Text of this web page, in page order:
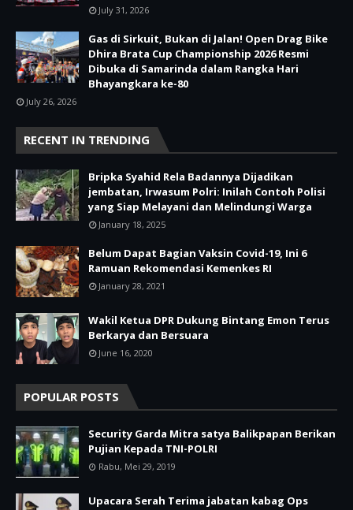
July 31, 2026
Gas di Sirkuit, Bukan di Jalan! Open Drag Bike
Dhira Brata Cup Championship 2026 Resmi
Dibuka di Samarinda dalam Rangka Hari
Bhayangkara ke-80
July 26, 2026
RECENT IN TRENDING
Bripka Syahid Rela Badannya Dijadikan
jembatan, Irwasum Polri: Inilah Contoh Polisi
yang Siap Melayani dan Melindungi Warga
January 18, 2025
Belum Dapat Bagian Vaksin Covid-19, Ini 6
Ramuan Rekomendasi Kemenkes RI
January 28, 2021
Wakil Ketua DPR Dukung Bintang Emon Terus
Berkarya dan Bersuara
June 16, 2020
POPULAR POSTS
Security Garda Mitra satya Balikpapan Berikan
Pujian Kepada TNI-POLRI
Rabu, Mei 29, 2019
Upacara Serah Terima jabatan kabag Ops